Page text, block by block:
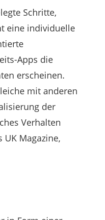
Schritte,
eine individuelle
Apps die
erscheinen.
mit anderen
der
Verhalten
Magazine,